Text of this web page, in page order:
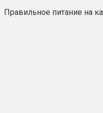
Правильное питание на